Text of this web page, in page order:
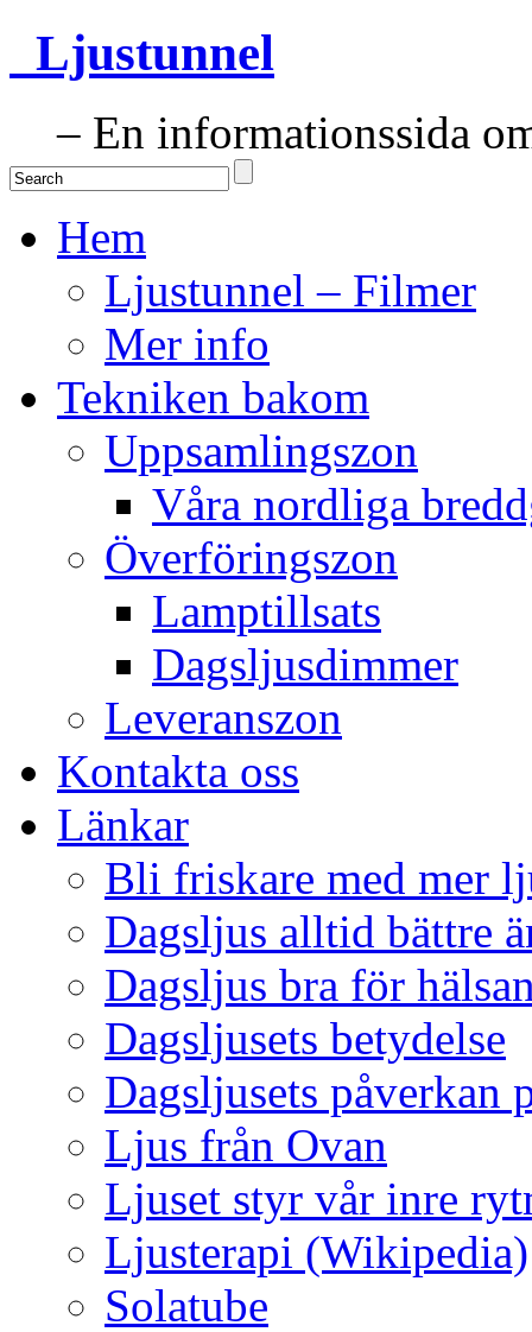
Ljustunnel
– En informationssida
Hem
Ljustunnel – Filmer
Mer info
Tekniken bakom
Uppsamlingszon
Våra nordliga
Överföringszon
Lamptillsats
Dagsljusdimmer
Leveranszon
Kontakta oss
Länkar
Bli friskare med mer
Dagsljus alltid bättre
Dagsljus bra för
Dagsljusets betydelse
Dagsljusets påverkan
Ljus från Ovan
Ljuset styr vår inre
Ljusterapi (Wikipedia)
Solatube